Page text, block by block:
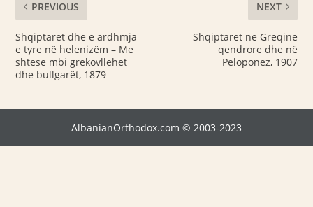
PREVIOUS
Shqiptarët dhe e ardhmja
e tyre në helenizëm – Me
shtesë mbi grekovllehët
dhe bullgarët, 1879
NEXT
Shqiptarët në Greqinë
qendrore dhe në
Peloponez, 1907
AlbanianOrthodox.com © 2003-2023